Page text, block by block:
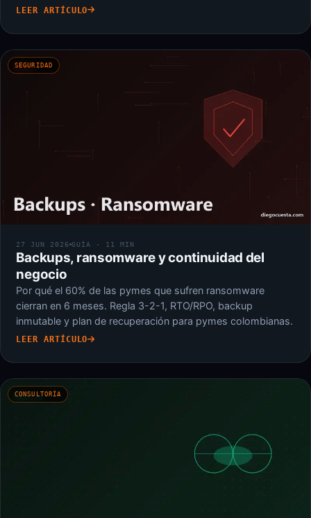
LEER ARTÍCULO
SEGURIDAD
27 JUN 2026 GUÍA · 11 MIN
Backups, ransomware y continuidad del
negocio
Por qué el 60% de las pymes que sufren ransomware
cierran en 6 meses. Regla 3-2-1, RTO/RPO, backup
inmutable y plan de recuperación para pymes colombianas.
LEER ARTÍCULO
CONSULTORÍA